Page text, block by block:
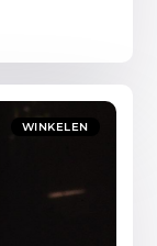
WINKELEN